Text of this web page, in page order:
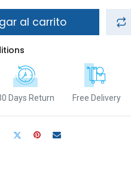
al carrito
Days Return Free Delivery